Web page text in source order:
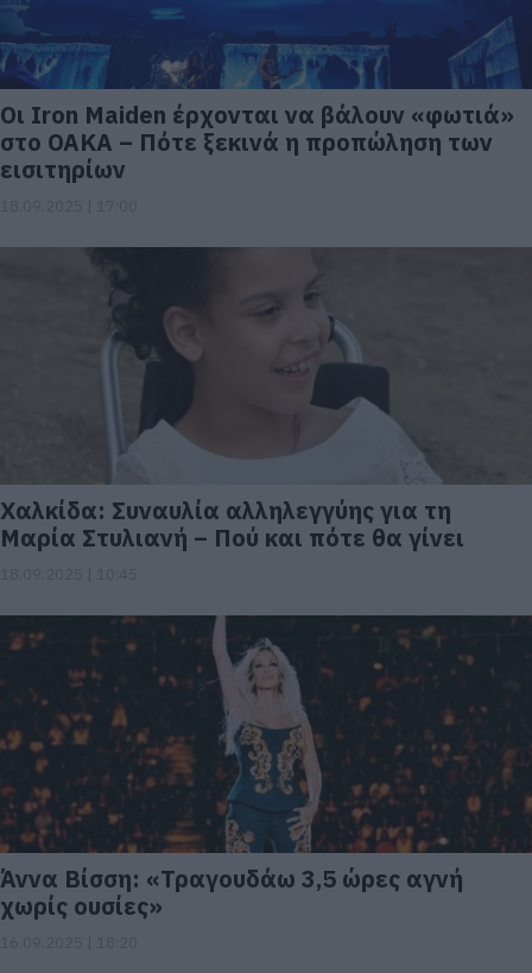
Οι Iron Maiden έρχονται να βάλουν «φωτιά»
στο ΟΑΚΑ – Πότε ξεκινά η προπώληση των
εισιτηρίων
Χαλκίδα: Συναυλία αλληλεγγύης για τη
Μαρία Στυλιανή – Πού και πότε θα γίνει
Άννα Βίσση: «Τραγουδάω 3,5 ώρες αγνή
χωρίς ουσίες»